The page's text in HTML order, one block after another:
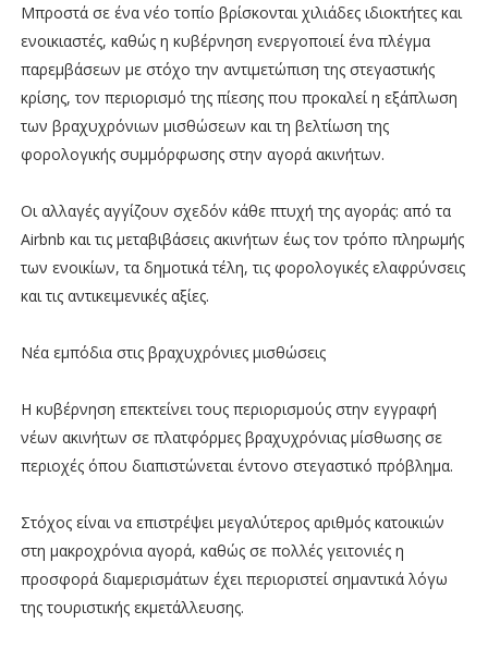
Μπροστά σε ένα νέο τοπίο βρίσκονται χιλιάδες ιδιοκτήτες και
ενοικιαστές, καθώς η κυβέρνηση ενεργοποιεί ένα πλέγμα
παρεμβάσεων με στόχο την αντιμετώπιση της στεγαστικής
κρίσης, τον περιορισμό της πίεσης που προκαλεί η εξάπλωση
των βραχυχρόνιων μισθώσεων και τη βελτίωση της
φορολογικής συμμόρφωσης στην αγορά ακινήτων.
Οι αλλαγές αγγίζουν σχεδόν κάθε πτυχή της αγοράς: από τα
Airbnb και τις μεταβιβάσεις ακινήτων έως τον τρόπο πληρωμής
των ενοικίων, τα δημοτικά τέλη, τις φορολογικές ελαφρύνσεις
και τις αντικειμενικές αξίες.
Νέα εμπόδια στις βραχυχρόνιες μισθώσεις
Η κυβέρνηση επεκτείνει τους περιορισμούς στην εγγραφή
νέων ακινήτων σε πλατφόρμες βραχυχρόνιας μίσθωσης σε
περιοχές όπου διαπιστώνεται έντονο στεγαστικό πρόβλημα.
Στόχος είναι να επιστρέψει μεγαλύτερος αριθμός κατοικιών
στη μακροχρόνια αγορά, καθώς σε πολλές γειτονιές η
προσφορά διαμερισμάτων έχει περιοριστεί σημαντικά λόγω
της τουριστικής εκμετάλλευσης.